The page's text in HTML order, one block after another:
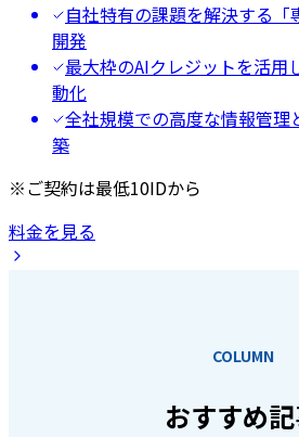
自社特有の課題を解決する「
開発
最大枠のAIクレジットを活用
動化
全社規模での高度な情報管理
築
※ご契約は最低10IDから
料金を見る
COLUMN
おすすめ